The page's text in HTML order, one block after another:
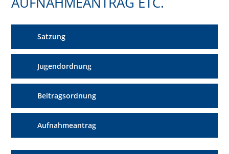
Satzung
Jugendordnung
Beitragsordnung
Aufnahmeantrag